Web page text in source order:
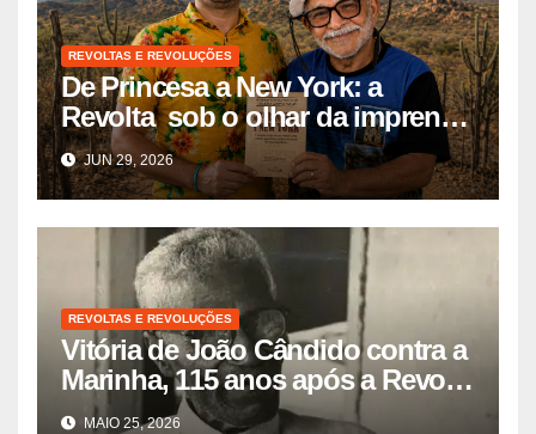
REVOLTAS E REVOLUÇÕES
De Princesa a New York: a
Revolta sob o olhar da imprensa
internacional
JUN 29, 2026
REVOLTAS E REVOLUÇÕES
Vitória de João Cândido contra a
Marinha, 115 anos após a Revolta
da Chibata
MAIO 25, 2026